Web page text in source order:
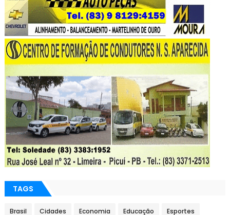
TAGS
Brasil Cidades Economia Educação Esportes